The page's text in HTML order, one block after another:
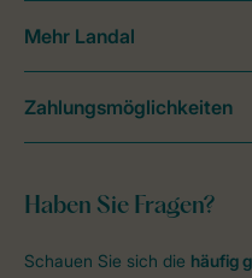
Haben Sie Fragen?
Schauen Sie sich die häufig
Mehr Landal
Zahlungsmöglichkeiten